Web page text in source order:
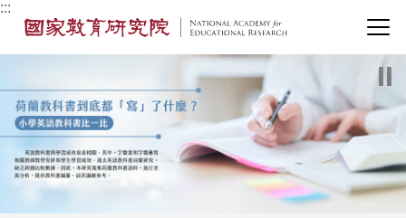
跳
要
容
:::
⏸